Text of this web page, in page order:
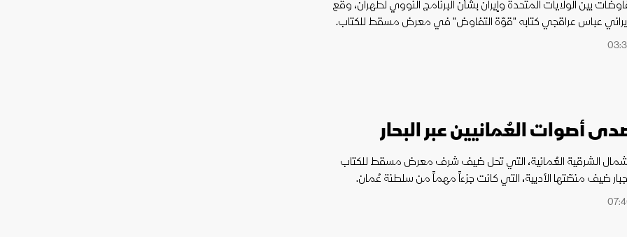
على وقع المفاوضات بين الولايات المتحدة وإيران بشأن البرنامج النووي لطهران، وقّع
الإيراني عباس عراقجي كتابه "قوّة التفاوض" في معرض مسقط للكتاب.
أصوات العُمانيين عبر البحار
الشرقية العُمانية، التي تحل ضيف شرف معرض مسقط للكتاب